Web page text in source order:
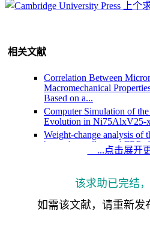
上个
相关文献
Correlation Between
Macromechanical
Based on a...
Computer Simulation of
Evolution in Ni75AlxV25-
Weight-change analysis of
hygrothermally aged FRP:
Research progress on
Dependence of Z
Multi-Layered Interphase
Formation and
...点击展开
该求助已完结
如需该文献，请重新发